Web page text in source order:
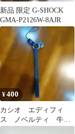
新品 限定 G-SHOCK
GMA-P2126W-8AJR
¥400
カシオ エディフィ
ス ノベルティ 牛革
メタルリングストラッ